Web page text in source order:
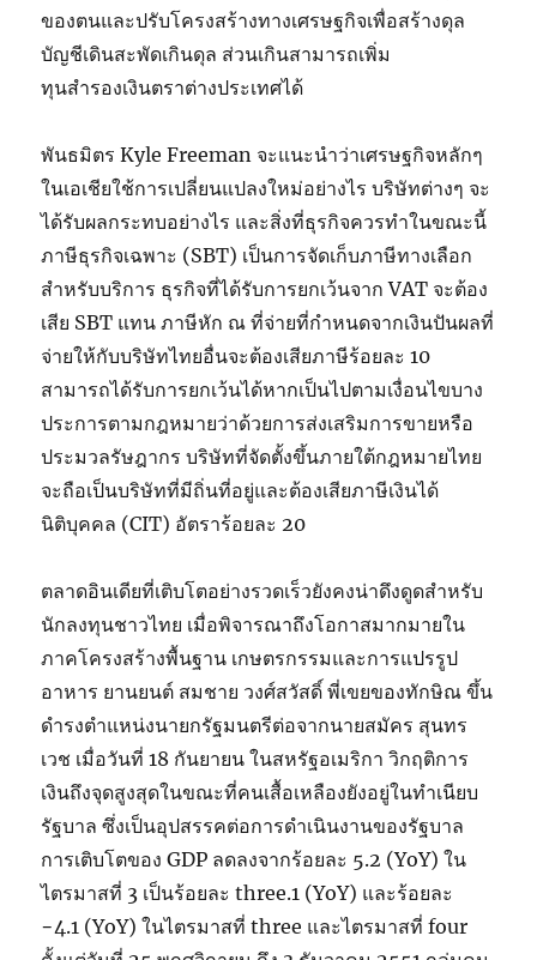
ของตนและปรับโครงสร้างทางเศรษฐกิจเพื่อสร้างดุล
บัญชีเดินสะพัดเกินดุล ส่วนเกินสามารถเพิ่ม
ทุนสำรองเงินตราต่างประเทศได้
พันธมิตร Kyle Freeman จะแนะนำว่าเศรษฐกิจหลักๆ
ในเอเชียใช้การเปลี่ยนแปลงใหม่อย่างไร บริษัทต่างๆ จะ
ได้รับผลกระทบอย่างไร และสิ่งที่ธุรกิจควรทำในขณะนี้
ภาษีธุรกิจเฉพาะ (SBT) เป็นการจัดเก็บภาษีทางเลือก
สำหรับบริการ ธุรกิจที่ได้รับการยกเว้นจาก VAT จะต้อง
เสีย SBT แทน ภาษีหัก ณ ที่จ่ายที่กำหนดจากเงินปันผลที่
จ่ายให้กับบริษัทไทยอื่นจะต้องเสียภาษีร้อยละ 10
สามารถได้รับการยกเว้นได้หากเป็นไปตามเงื่อนไขบาง
ประการตามกฎหมายว่าด้วยการส่งเสริมการขายหรือ
ประมวลรัษฎากร บริษัทที่จัดตั้งขึ้นภายใต้กฎหมายไทย
จะถือเป็นบริษัทที่มีถิ่นที่อยู่และต้องเสียภาษีเงินได้
นิติบุคคล (CIT) อัตราร้อยละ 20
ตลาดอินเดียที่เติบโตอย่างรวดเร็วยังคงน่าดึงดูดสำหรับ
นักลงทุนชาวไทย เมื่อพิจารณาถึงโอกาสมากมายใน
ภาคโครงสร้างพื้นฐาน เกษตรกรรมและการแปรรูป
อาหาร ยานยนต์ สมชาย วงศ์สวัสดิ์ พี่เขยของทักษิณ ขึ้น
ดำรงตำแหน่งนายกรัฐมนตรีต่อจากนายสมัคร สุนทร
เวช เมื่อวันที่ 18 กันยายน ในสหรัฐอเมริกา วิกฤติการ
เงินถึงจุดสูงสุดในขณะที่คนเสื้อเหลืองยังอยู่ในทำเนียบ
รัฐบาล ซึ่งเป็นอุปสรรคต่อการดำเนินงานของรัฐบาล
การเติบโตของ GDP ลดลงจากร้อยละ 5.2 (YoY) ใน
ไตรมาสที่ 3 เป็นร้อยละ three.1 (YoY) และร้อยละ
−4.1 (YoY) ในไตรมาสที่ three และไตรมาสที่ four